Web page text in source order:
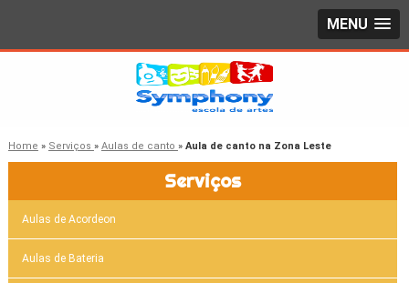
MENU
Home » Serviços » Aulas de canto » Aula de canto na Zona Leste
Serviços
Aulas de Acordeon
Aulas de Bateria